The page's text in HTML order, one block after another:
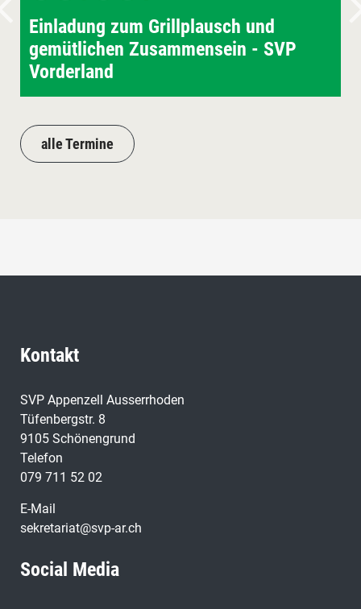
Einladung zum Grillplausch und
gemütlichen Zusammensein - SVP
Vorderland
alle Termine
Kontakt
SVP Appenzell Ausserrhoden
Tüfenbergstr. 8
9105 Schönengrund
Telefon
079 711 52 02
E-Mail
sekretariat@svp-ar.ch
Social Media